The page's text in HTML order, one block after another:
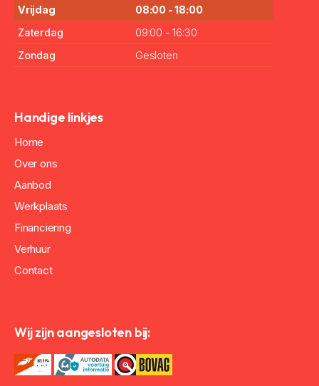
Vrijdag
08:00 - 18:00
Zaterdag
09:00 - 16:30
Zondag
Gesloten
Handige linkjes
Home
Over ons
Aanbod
Werkplaats
Financiering
Verhuur
Contact
Wij zijn aangesloten bij: